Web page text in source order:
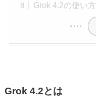
Grok 4.2の使い方
Grok 4.2とは